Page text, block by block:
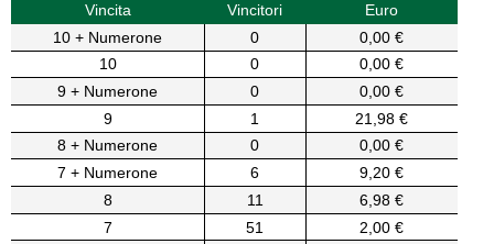
Vincita Vincitori
Euro
10 + Numerone
0
0,00 €
10
0
0,00 €
9 + Numerone
0
0,00 €
9
1
21,98 €
8 + Numerone
0
0,00 €
7 + Numerone
6
9,20 €
8
11
6,98 €
7
51
2,00 €